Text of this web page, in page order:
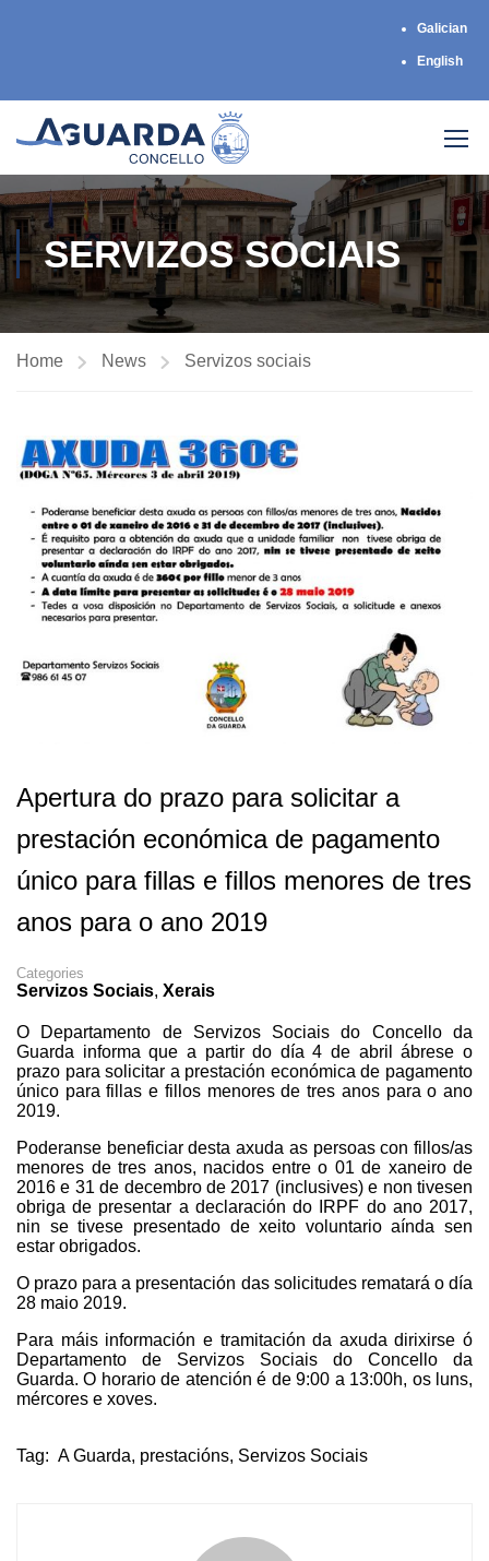
Galician
English
SERVIZOS SOCIAIS
Home News Servizos sociais
Apertura do prazo para solicitar a
prestación económica de pagamento
único para fillas e fillos menores de tres
anos para o ano 2019
Categories
Servizos Sociais, Xerais
O Departamento de Servizos Sociais do Concello da
Guarda informa que a partir do día 4 de abril ábrese o
prazo para solicitar a prestación económica de pagamento
único para fillas e fillos menores de tres anos para o ano
2019.
Poderanse beneficiar desta axuda as persoas con fillos/as
menores de tres anos, nacidos entre o 01 de xaneiro de
2016 e 31 de decembro de 2017 (inclusives) e non tivesen
obriga de presentar a declaración do IRPF do ano 2017,
nin se tivese presentado de xeito voluntario aínda sen
estar obrigados.
O prazo para a presentación das solicitudes rematará o día
28 maio 2019.
Para máis información e tramitación da axuda dirixirse ó
Departamento de Servizos Sociais do Concello da
Guarda. O horario de atención é de 9:00 a 13:00h, os luns,
mércores e xoves.
Tag: A Guarda, prestacións, Servizos Sociais